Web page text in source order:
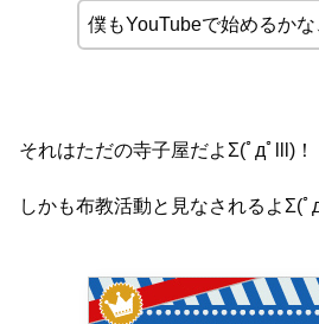
僕もYouTubeで始めるかな
それはただの寺子屋だよΣ(ﾟдﾟlll)！
しかも布教活動と見なされるよΣ(ﾟ